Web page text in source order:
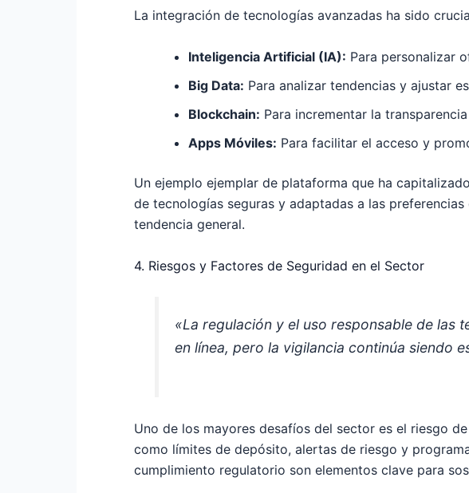
La integración de tecnologías avanzadas ha sido
Inteligencia Artificial (IA): Para personalizar
Big Data: Para analizar tendencias y ajustar
Blockchain: Para incrementar la
Apps Móviles: Para facilitar el acceso y
Un ejemplo ejemplar de plataforma que ha
de tecnologías seguras y adaptadas a las
tendencia general.
4. Riesgos y Factores de Seguridad en el Sector
«La regulación y el uso responsable de las
en línea, pero la vigilancia continúa siendo
Uno de los mayores desafíos del sector es el riesgo
como límites de depósito, alertas de riesgo y
cumplimiento regulatorio son elementos clave para